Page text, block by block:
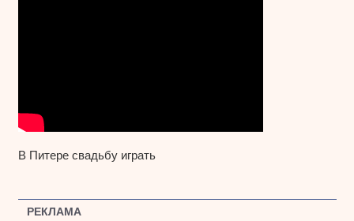
В Питере свадьбу играть
РЕКЛАМА